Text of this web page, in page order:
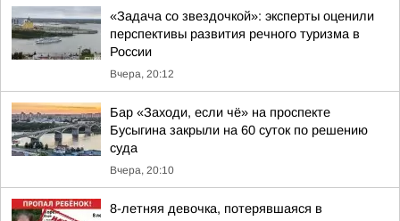
«Задача со звездочкой»: эксперты оценили
перспективы развития речного туризма в
России
Вчера, 20:12
Бар «Заходи, если чё» на проспекте
Бусыгина закрыли на 60 суток по решению
суда
Вчера, 20:10
8-летняя девочка, потерявшаяся в